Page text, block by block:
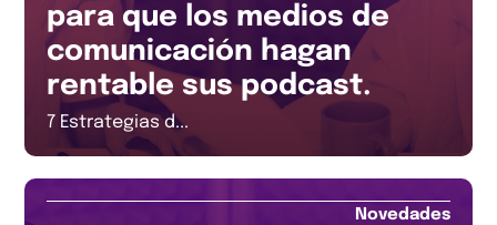
para que los medios de
comunicación hagan
rentable sus podcast.
7 Estrategias d...
Novedades